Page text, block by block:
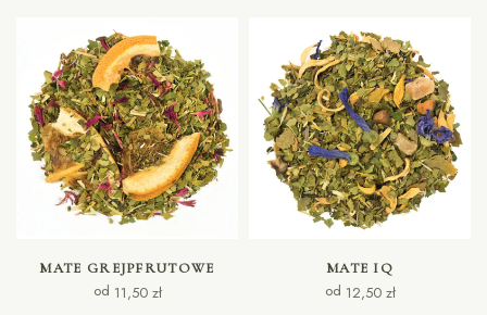
WYBIERZ OPCJE
MATE GREJPFRUTOWE
od 11,50 zł
WYBIERZ OPCJE
MATE IQ
od 12,50 zł